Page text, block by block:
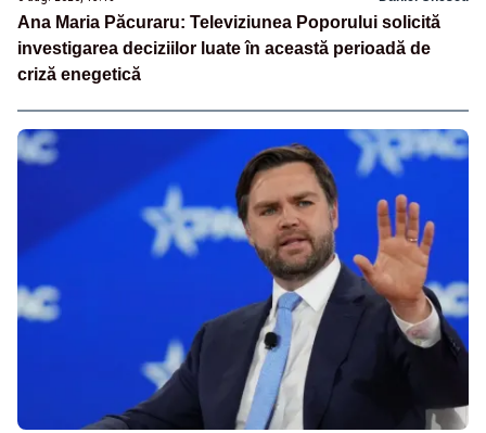
Ana Maria Păcuraru: Televiziunea Poporului solicită
investigarea deciziilor luate în această perioadă de
criză enegetică